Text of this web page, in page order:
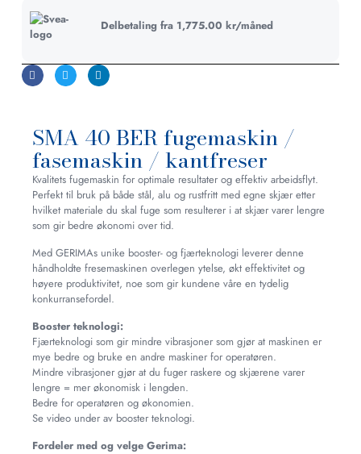
Delbetaling fra 1,775.00 kr/måned
SMA 40 BER fugemaskin /
fasemaskin / kantfreser
Kvalitets fugemaskin for optimale resultater og effektiv arbeidsflyt.
Perfekt til bruk på både stål, alu og rustfritt med egne skjær etter
hvilket materiale du skal fuge som resulterer i at skjær varer lengre
som gir bedre økonomi over tid.
Med GERIMAs unike booster- og fjærteknologi leverer denne
håndholdte fresemaskinen overlegen ytelse, økt effektivitet og
høyere produktivitet, noe som gir kundene våre en tydelig
konkurransefordel.
Booster teknologi:
Fjærteknologi som gir mindre vibrasjoner som gjør at maskinen er
mye bedre og bruke en andre maskiner for operatøren.
Mindre vibrasjoner gjør at du fuger raskere og skjærene varer
lengre = mer økonomisk i lengden.
Bedre for operatøren og økonomien.
Se video under av booster teknologi.
Fordeler med og velge Gerima: